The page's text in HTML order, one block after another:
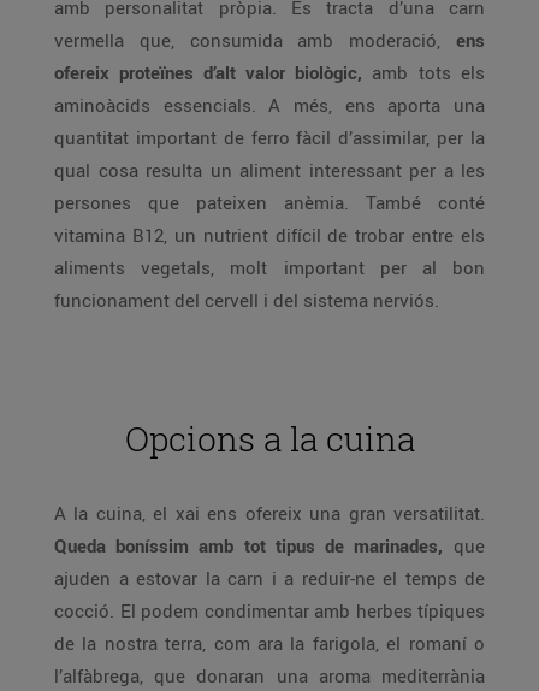
amb personalitat pròpia. Es tracta d’una carn
vermella que, consumida amb moderació, ens
ofereix proteïnes d’alt valor biològic, amb tots els
aminoàcids essencials. A més, ens aporta una
quantitat important de ferro fàcil d’assimilar, per la
qual cosa resulta un aliment interessant per a les
persones que pateixen anèmia. També conté
vitamina B12, un nutrient difícil de trobar entre els
aliments vegetals, molt important per al bon
funcionament del cervell i del sistema nerviós.
Opcions a la cuina
A la cuina, el xai ens ofereix una gran versatilitat.
Queda boníssim amb tot tipus de marinades, que
ajuden a estovar la carn i a reduir-ne el temps de
cocció. El podem condimentar amb herbes típiques
de la nostra terra, com ara la farigola, el romaní o
l’alfàbrega, que donaran una aroma mediterrània